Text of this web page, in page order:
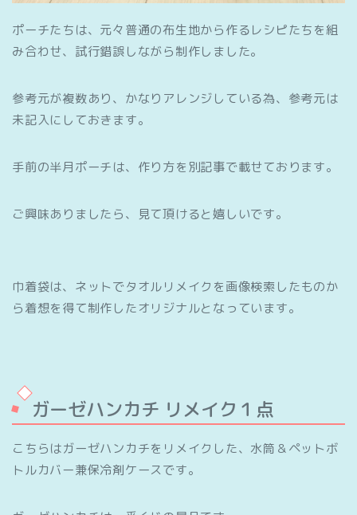
ポーチたちは、元々普通の布生地から作るレシピたちを組
み合わせ、試行錯誤しながら制作しました。
参考元が複数あり、かなりアレンジしている為、参考元は
未記入にしておきます。
手前の半月ポーチは、作り方を別記事で載せております。
ご興味ありましたら、見て頂けると嬉しいです。
巾着袋は、ネットでタオルリメイクを画像検索したものか
ら着想を得て制作したオリジナルとなっています。
ガーゼハンカチ リメイク１点
こちらはガーゼハンカチをリメイクした、水筒＆ペットボ
トルカバー兼保冷剤ケースです。